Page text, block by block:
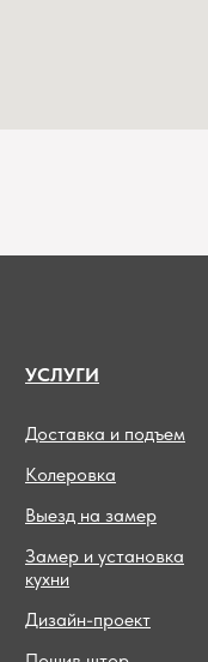
УСЛУГИ
Доставка и подъем
Колеровка
Выезд на замер
Замер и установка
кухни
Дизайн-проект